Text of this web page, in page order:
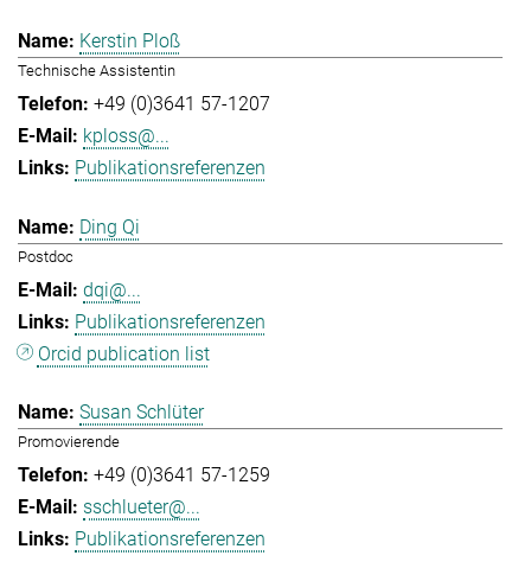
Kerstin Ploß
Technische Assistentin
+49 (0)3641 57-1207
kploss@...
Publikationsreferenzen
Ding Qi
Postdoc
dqi@...
Publikationsreferenzen
Orcid publication list
Susan Schlüter
Promovierende
+49 (0)3641 57-1259
sschlueter@...
Publikationsreferenzen